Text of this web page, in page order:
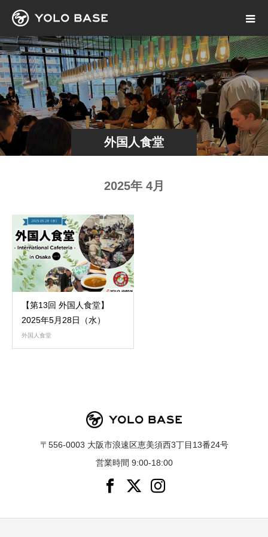
外国人食堂
2025年 4月
【第13回 外国人食堂】
2025年5月28日（水）
外国人食堂
〒556-0003 大阪市浪速区恵美須西3丁目13番24号
営業時間 9:00-18:00